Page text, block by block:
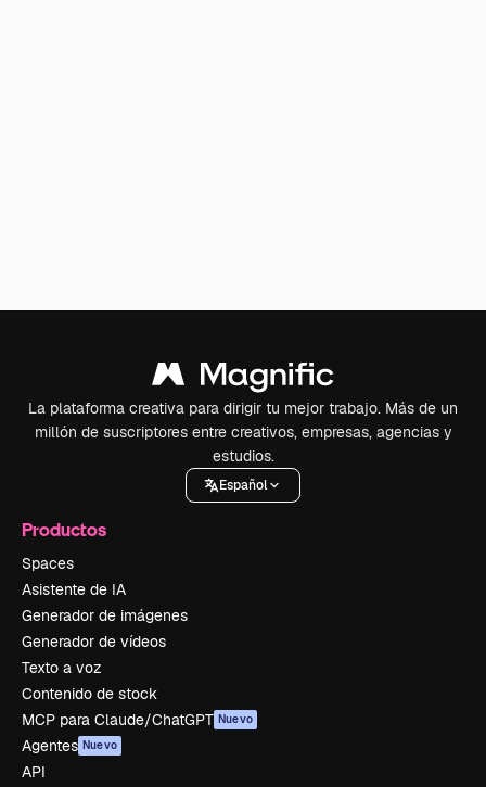
La plataforma creativa para dirigir tu mejor trabajo. Más de un
millón de suscriptores entre creativos, empresas, agencias y
estudios.
Español
Productos
Spaces
Asistente de IA
Generador de imágenes
Generador de vídeos
Texto a voz
Contenido de stock
MCP para Claude/ChatGPT Nuevo
Agentes Nuevo
API